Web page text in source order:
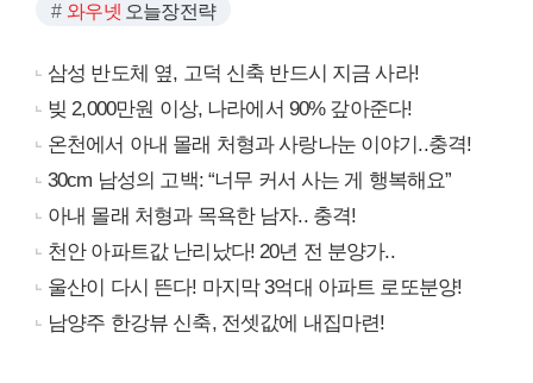
와우넷 오늘장전략
삼성 반도체 옆, 고덕 신축 반드시 지금 사라!
빚 2,000만원 이상, 나라에서 90% 갚아준다!
온천에서 아내 몰래 처형과 사랑나눈 이야기..충격!
30cm 남성의 고백: “너무 커서 사는 게 행복해요”
아내 몰래 처형과 목욕한 남자.. 충격!
천안 아파트값 난리났다! 20년 전 분양가..
울산이 다시 뜬다! 마지막 3억대 아파트 로또분양!
남양주 한강뷰 신축, 전셋값에 내집마련!